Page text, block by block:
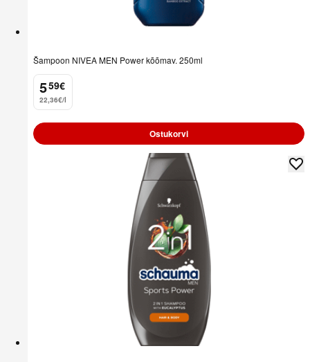
Šampoon NIVEA MEN Power kõõmav. 250ml
5
. 59€
22,36€/l
Ostukorvi